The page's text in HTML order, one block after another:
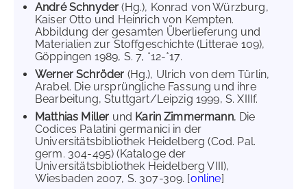
André Schnyder(Hg.), Konrad von Würzburg,
Kaiser Otto und Heinrich von Kempten.
Abbildung der gesamten Überlieferung und
Materialien zur Stoffgeschichte (Litterae 109),
Göppingen 1989, S. 7, *12-*17.
Werner Schröder (Hg.), Ulrich von dem Türlin,
Arabel. Die ursprüngliche Fassung und ihre
Bearbeitung, Stuttgart/Leipzig 1999, S. XIIIf.
Matthias Miller und Karin Zimmermann, Die
Codices Palatini germanici in der
Universitätsbibliothek Heidelberg (Cod. Pal.
germ. 304-495) (Kataloge der
Universitätsbibliothek Heidelberg VIII),
Wiesbaden 2007, S. 307-309. [online]